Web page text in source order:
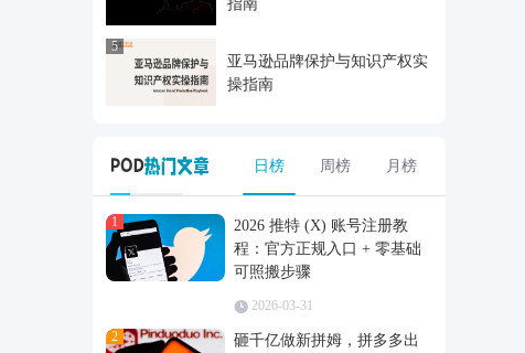
指南
5
亚马逊品牌保护与知识产权实
操指南
日榜 周榜 月榜
1
2026 推特 (X) 账号注册教
程：官方正规入口 + 零基础
可照搬步骤
2026-03-31
2
砸千亿做新拼姆，拼多多出